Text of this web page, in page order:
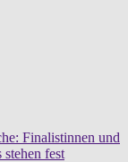
Finalistinnen und
fest